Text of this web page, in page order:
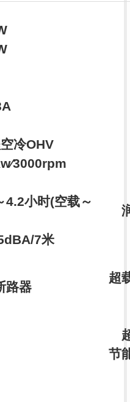
冷OHV
4.2小时(空载～
7米
路器
超
节